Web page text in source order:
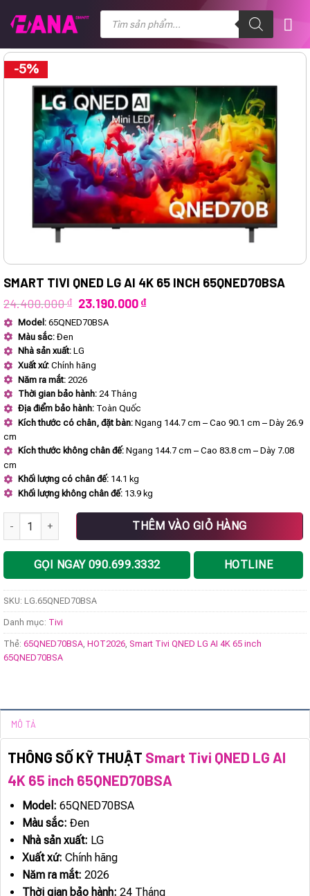
đến
dung
Tìm
kiếm
phẩm
-5%
SMART TIVI QNED LG AI 4K 65 INCH 65QNED70BSA
24.400.000₫ Giá
là:
23.190.000₫Giá
Model: 65QNED70BSA
Màu sắc: Đen
Nhà sản xuất: LG
Xuất xứ: Chính hãng
Năm ra mắt: 2026
Thời gian bảo hành: 24 Tháng
Địa điểm bảo hành: Toàn Quốc
Kích thước có chân, đặt bàn: Ngang 144.7 cm – Cao 90.1 cm – Dày 26.9
cm
Kích thước không chân đế: Ngang 144.7 cm – Cao 83.8 cm – Dày 7.08
cm
Khối lượng có chân đế: 14.1 kg
Khối lượng không chân đế: 13.9 kg
Smart Tivi QNED LG AI 4K 65 inch 65QNED70BSA số lượng
THÊM VÀO GIỎ HÀNG
GỌI NGAY 090.699.3332 HOTLINE
SKU: LG.65QNED70BSA
Danh mục: Tivi
Thẻ: 65QNED70BSA, HOT2026, Smart Tivi QNED LG AI 4K 65 inch
65QNED70BSA
MÔ TẢ
THÔNG SỐ KỸ THUẬT Smart Tivi QNED LG AI
4K 65 inch 65QNED70BSA
Model: 65QNED70BSA
Màu sắc: Đen
Nhà sản xuất: LG
Xuất xứ: Chính hãng
Năm ra mắt: 2026
Thời gian bảo hành: 24 Tháng